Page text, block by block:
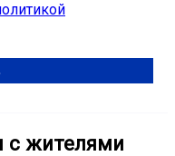
с жителями